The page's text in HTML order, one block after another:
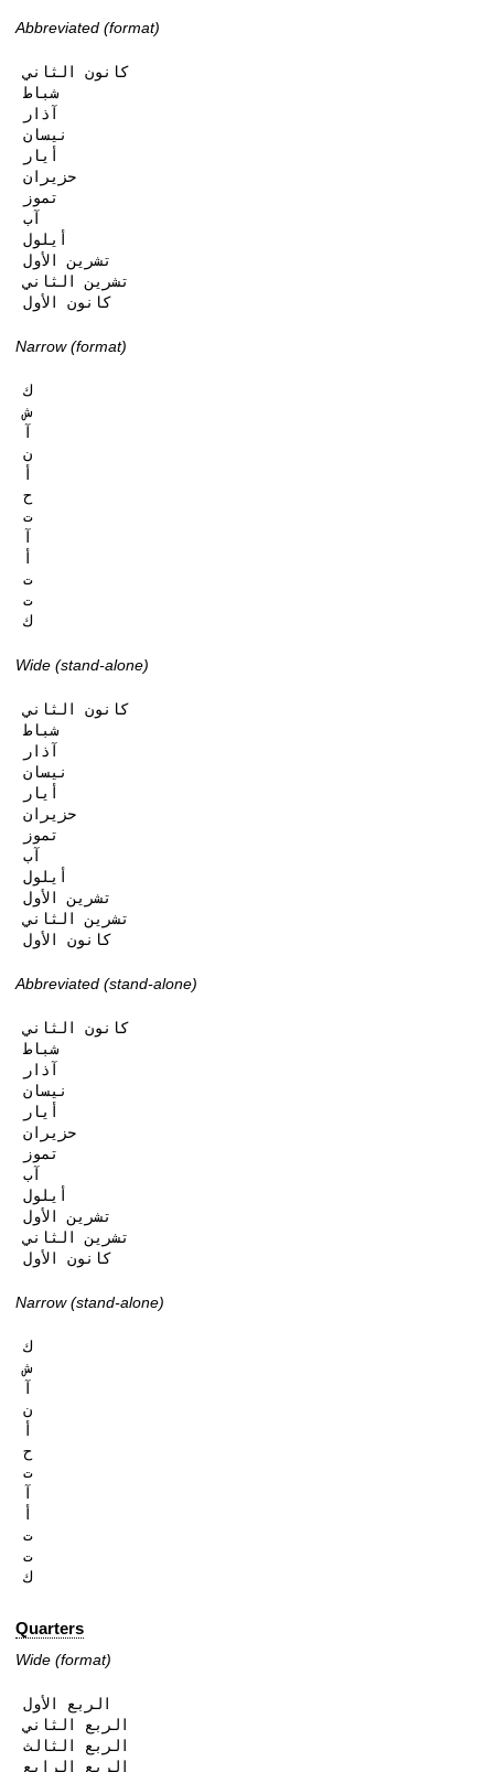
Abbreviated (format)
كانون الثاني
شباط
آذار
نيسان
أيار
حزيران
تموز
آب
أيلول
تشرين الأول
تشرين الثاني
كانون الأول
Narrow (format)
ك
ش
آ
ن
أ
ح
ت
آ
أ
ت
ت
ك
Wide (stand-alone)
كانون الثاني
شباط
آذار
نيسان
أيار
حزيران
تموز
آب
أيلول
تشرين الأول
تشرين الثاني
كانون الأول
Abbreviated (stand-alone)
كانون الثاني
شباط
آذار
نيسان
أيار
حزيران
تموز
آب
أيلول
تشرين الأول
تشرين الثاني
كانون الأول
Narrow (stand-alone)
ك
ش
آ
ن
أ
ح
ت
آ
أ
ت
ت
ك
Quarters
Wide (format)
الربع الأول
الربع الثاني
الربع الثالث
الربع الرابع